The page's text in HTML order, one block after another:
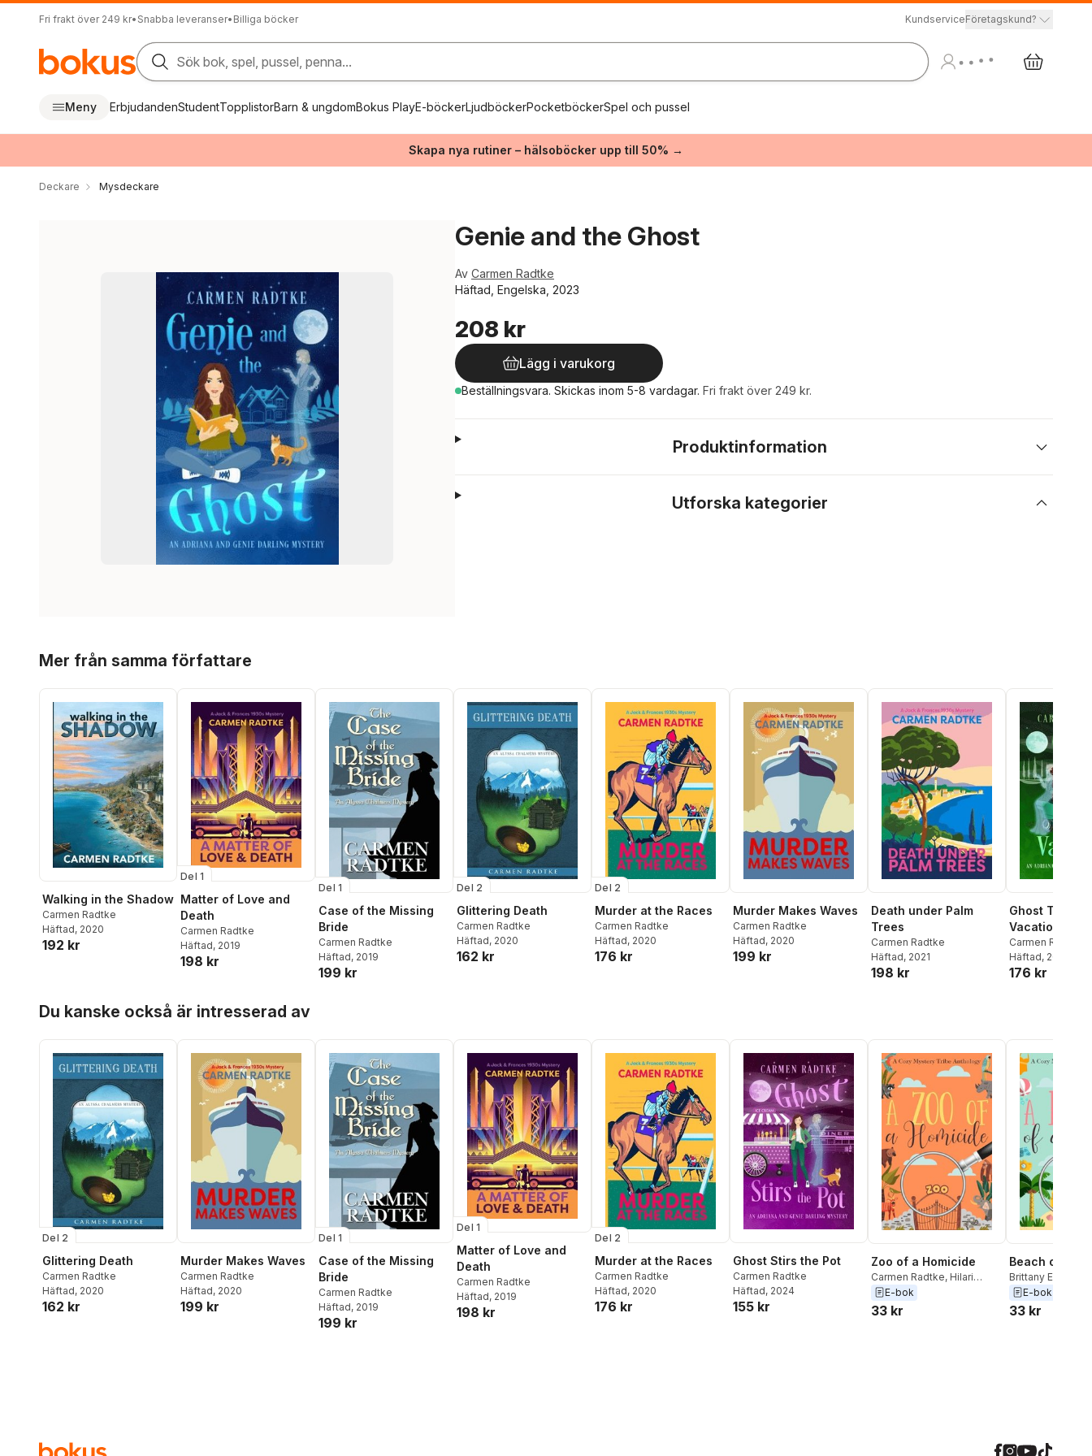
Fri frakt över 249 kr• Snabba leveranser• Billiga böcker KundserviceFöretagskund?
Sök bok, spel, pussel, penna...
Meny ErbjudandenStudentTopplistorBarn & ungdomBokus PlayE-böckerLjudböckerPocketböckerSpel och pussel
Skapa nya rutiner – hälsoböcker upp till 50% →
Deckare Mysdeckare
Genie and the Ghost
Av Carmen Radtke
Häftad, Engelska, 2023
208 kr
Lägg i varukorg
Beställningsvara. Skickas inom 5-8 vardagar. Fri frakt över 249 kr.
Produktinformation
Utforska kategorier
Mer från samma författare
Walking in the Shadow
Carmen Radtke
Häftad, 2020
192 kr
Del 1
Matter of Love and
Death
Carmen Radtke
Häftad, 2019
198 kr
Del 1
Case of the Missing
Bride
Carmen Radtke
Häftad, 2019
199 kr
Del 2
Glittering Death
Carmen Radtke
Häftad, 2020
162 kr
Del 2
Murder at the Races
Carmen Radtke
Häftad, 2020
176 kr
Murder Makes Waves
Carmen Radtke
Häftad, 2020
199 kr
Death under Palm
Trees
Carmen Radtke
Häftad, 2021
198 kr
Ghost Takes A
Vacation
Carmen Radtke
Häftad, 2024
176 kr
Du kanske också är intresserad av
Del 2
Glittering Death
Carmen Radtke
Häftad, 2020
162 kr
Murder Makes Waves
Carmen Radtke
Häftad, 2020
199 kr
Del 1
Case of the Missing
Bride
Carmen Radtke
Häftad, 2019
199 kr
Del 1
Matter of Love and
Death
Carmen Radtke
Häftad, 2019
198 kr
Del 2
Murder at the Races
Carmen Radtke
Häftad, 2020
176 kr
Ghost Stirs the Pot
Carmen Radtke
Häftad, 2024
155 kr
Zoo of a Homicide
Carmen Radtke, Hilari
DeSchane
Dani Simms
E-bok
33 kr
Beach of a
Brittany E.
Radtke,Diana
Jessica
E-bok
33 kr